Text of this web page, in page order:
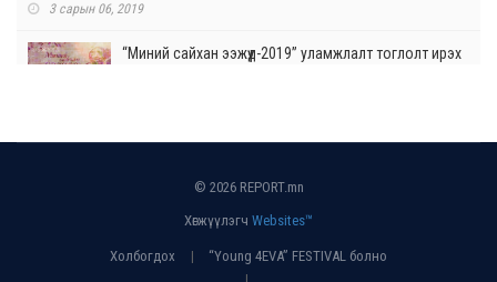
3 сарын 06, 2019
“Миний сайхан ээжүүд-2019” уламжлалт тоглолт ирэх
11 сарын 29, 2018
“Зогсошгүй” бүжигчин МУСТА М.Бямбаа
11 сарын 05, 2018
© 2026 REPORT.mn
Хөгжүүлэгч Websites™
Холбогдох “Young 4EVA” FESTIVAL болно